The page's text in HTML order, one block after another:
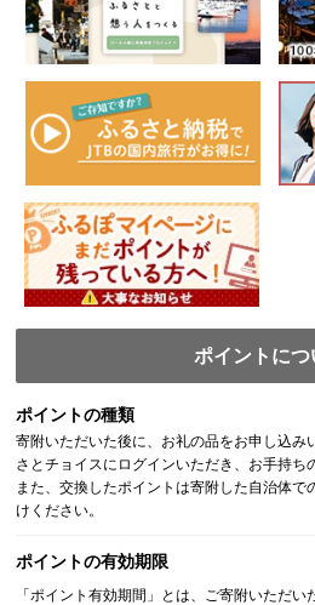
ポイントにつ
ポイントの種類
寄附いただいた後に、お礼の品をお申し込み
さとチョイスにログインいただき、お手持ち
また、交換したポイントは寄附した自治体で
けください。
ポイントの有効期限
「ポイント有効期間」とは、ご寄附いただ